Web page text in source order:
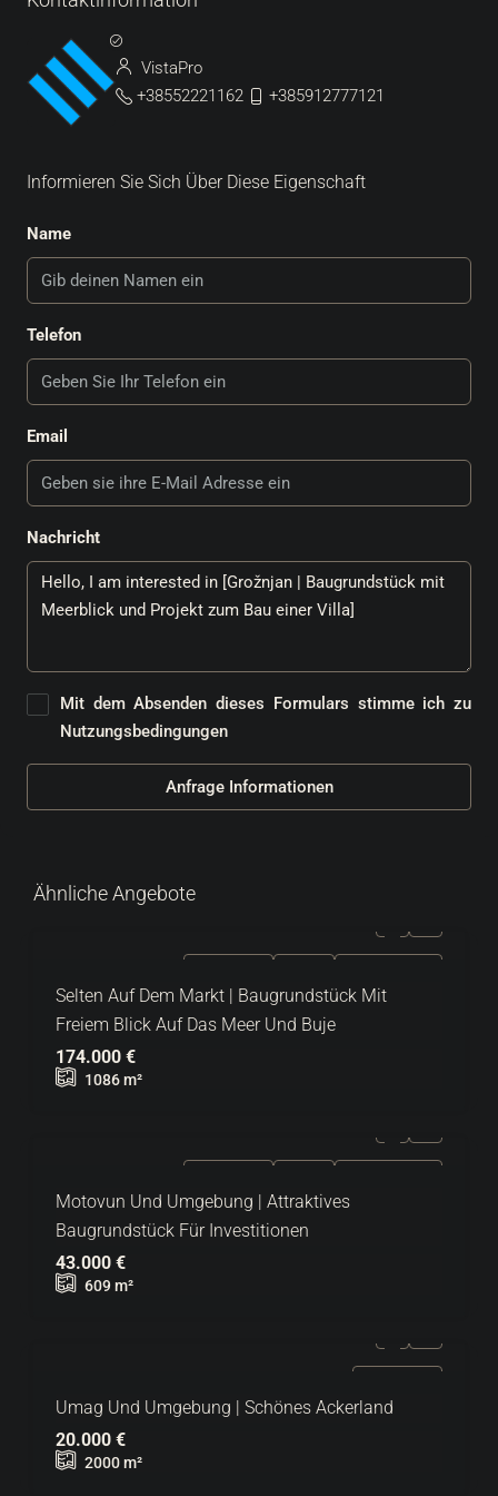
VistaPro
+38552221162
+385912777121
Informieren Sie Sich Über Diese Eigenschaft
Name
Telefon
Email
Nachricht
Mit dem Absenden dieses Formulars stimme ich zu
Nutzungsbedingungen
Anfrage Informationen
Ähnliche Angebote
Selten Auf Dem Markt | Baugrundstück Mit
Freiem Blick Auf Das Meer Und Buje
174.000 €
1086m²
Motovun Und Umgebung | Attraktives
Baugrundstück Für Investitionen
43.000 €
609m²
Umag Und Umgebung | Schönes Ackerland
20.000 €
2000m²